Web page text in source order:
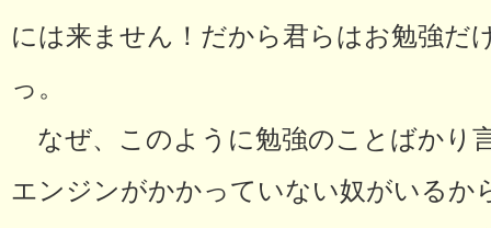
には来ません！だから君らはお勉強だ
っ。
なぜ、このように勉強のことばかり
エンジンがかかっていない奴がいるか